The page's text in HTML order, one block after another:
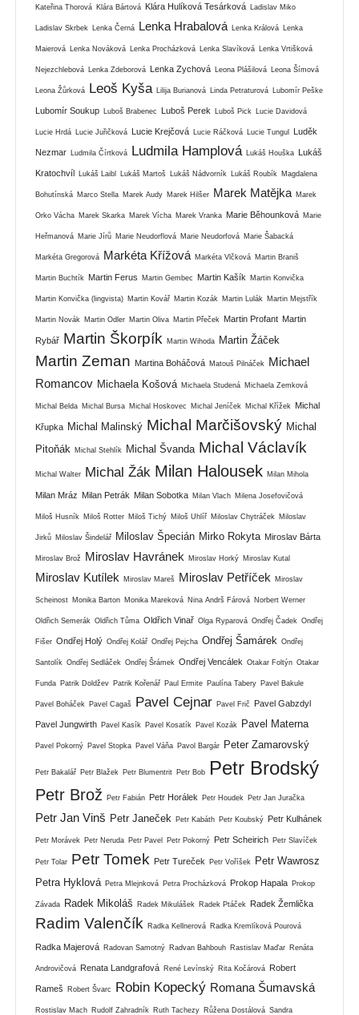
Kateřina Thorová Klára Bártová Klára Hulíková Tesárková Ladislav Miko
Ladislav Skrbek Lenka Černá Lenka Hrabalová Lenka Králová Lenka
Maierová Lenka Nováková Lenka Procházková Lenka Slavíková Lenka Vrtišková
Nejezchlebová Lenka Zdeborová Lenka Zychová Leona Plášilová Leona Šímová
Leona Žůrková Leoš Kyša Lilija Burianová Linda Petraturová Lubomír Peške
Lubomír Soukup Luboš Brabenec Luboš Perek Luboš Pick Lucie Davidová
Lucie Hrdá Lucie Juřičková Lucie Krejčová Lucie Ráčková Lucie Tungul Luděk
Nezmar Ludmila Čírtková Ludmila Hamplová Lukáš Houška Lukáš
Kratochvíl Lukáš Laibl Lukáš Martoš Lukáš Nádvorník Lukáš Roubík Magdalena
Bohutínská Marco Stella Marek Audy Marek Hilšer Marek Matějka Marek
Orko Vácha Marek Skarka Marek Vícha Marek Vranka Marie Běhounková Marie
Heřmanová Marie Jírů Marie Neudorflová Marie Neudorfová Marie Šabacká
Markéta Gregorová Markéta Křížová Markéta Vlčková Martin Braniš
Martin Buchtík Martin Ferus Martin Gembec Martin Kašík Martin Konvička
Martin Konvička (lingvista) Martin Kovář Martin Kozák Martin Lulák Martin Mejstřík
Martin Novák Martin Odler Martin Oliva Martin Přeček Martin Profant Martin
Rybář Martin Škorpík Martin Wihoda Martin Žáček
Martin Zeman Martina Boháčová Matouš Pilnáček
Michael
Romancov Michaela Košová Michaela Studená Michaela Zemková
Michal Belda Michal Bursa Michal Hoskovec Michal Jeníček Michal Křížek Michal
Křupka Michal Malinský Michal Marčišovský Michal
Pitoňák
Michal Stehlík Michal Švanda Michal Václavík
Michal Walter Michal Žák Milan Halousek Milan Mihola
Milan Mráz Milan Petrák Milan Sobotka Milan Vlach Milena Josefovičová
Miloš Husník Miloš Rotter Miloš Tichý Miloš Uhlíř Miloslav Chytráček Miloslav
Jirků Miloslav Šindelář Miloslav Špecián Mirko Rokyta Miroslav Bárta
Miroslav Brož Miroslav Havránek Miroslav Horký Miroslav Kutal
Miroslav Kutílek Miroslav Mareš Miroslav Petříček Miroslav
Scheinost Monika Barton Monika Mareková Nina Andrš Fárová Norbert Werner
Oldřich Semerák Oldřich Tůma Oldřich Vinař Olga Ryparová Ondřej Čadek Ondřej
Fišer Ondřej Holý Ondřej Kolář Ondřej Pejcha Ondřej Šamárek Ondřej
Santolík Ondřej Sedláček Ondřej Šrámek Ondřej Vencálek Otakar Foltýn Otakar
Funda Patrik Doldžev Patrik Kořenář Paul Ermite Paulína Tabery Pavel Bakule
Pavel Boháček Pavel Cagaš Pavel Cejnar Pavel Frič Pavel Gabzdyl
Pavel Jungwirth Pavel Kasík Pavel Kosatík Pavel Kozák Pavel Materna
Pavel Pokorný Pavel Stopka Pavel Váňa Pavol Bargár Peter Zamarovský
Petr Bakalář Petr Blažek Petr Blumentrit Petr Bob Petr Brodský
Petr Brož Petr Fabián Petr Horálek Petr Houdek Petr Jan Juračka
Petr Jan Vinš Petr Janeček Petr Kabáth Petr Koubský Petr Kulhánek
Petr Morávek Petr Neruda Petr Pavel Petr Pokorný Petr Scheirich Petr Slavíček
Petr Tolar Petr Tomek Petr Tureček Petr Voříšek
Petr Wawrosz
Petra Hyklová Petra Mlejnková Petra Procházková Prokop Hapala Prokop
Závada Radek Mikoláš Radek Mikulášek Radek Ptáček Radek Žemlička
Radim Valenčík Radka Kellnerová Radka Kremlíková Pourová
Radka Majerová Radovan Samotný Radvan Bahbouh Rastislav Maďar Renáta
Androvičová Renata Landgrafová René Levínský Rita Kočárová Robert
Rameš Robert Švarc Robin Kopecký Romana Šumavská
Rostislav Mach Rudolf Zahradník Ruth Tachezy Růžena Dostálová Sandra